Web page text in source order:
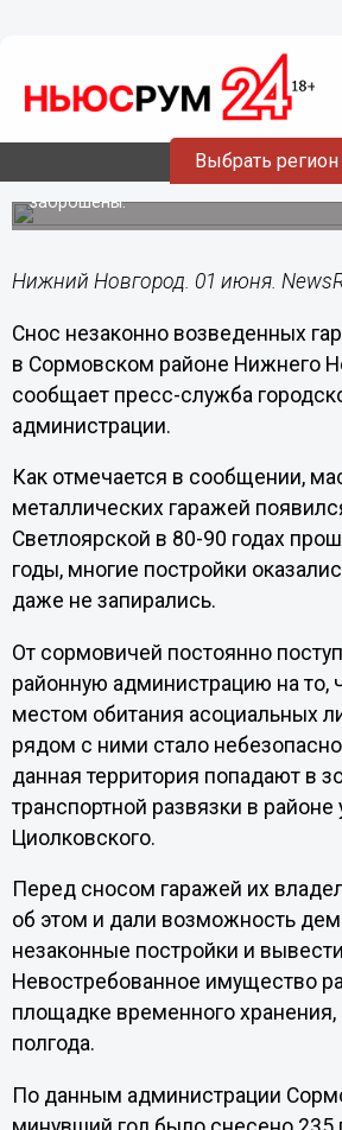
Выбрать регион
01.06.202013:58
Гаражи-самострои
Гаражный массив на улице
90 годах прошлого века, сейчас
заброшены.
Нижний Новгород. 01 июня.
Снос незаконно возведенных
в Сормовском районе Нижнего
сообщает пресс-служба
администрации.
Как отмечается в сообщении,
металлических гаражей
Светлоярской в 80-90 годах
годы, многие постройки
даже не запирались.
От сормовичей постоянно
районную администрацию на то,
местом обитания асоциальных
рядом с ними стало
данная территория попадают в
транспортной развязки в районе
Циолковского.
Перед сносом гаражей их
об этом и дали возможность
незаконные постройки и
Невостребованное имущество
площадке временного хранения,
полгода.
По данным администрации